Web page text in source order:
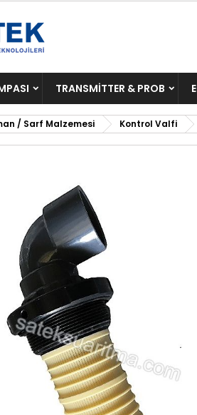
TRANSMITTER & PROB
/ Sarf Malzemesi Kontrol Valfi